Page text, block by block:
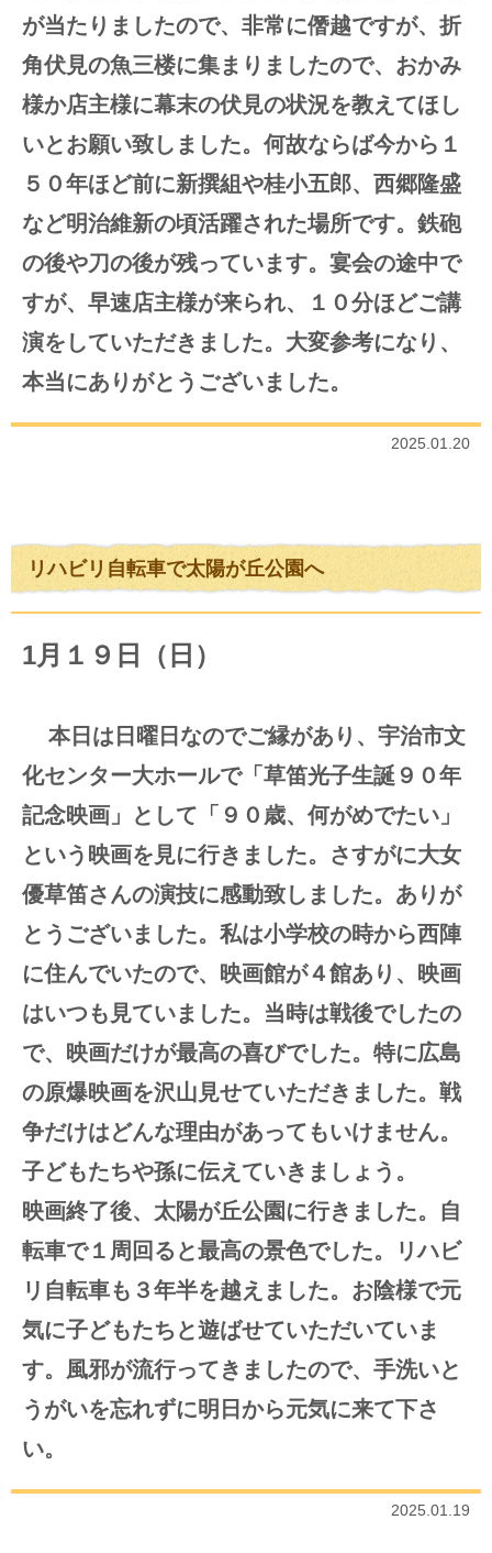
が当たりましたので、非常に僭越ですが、折
角伏見の魚三楼に集まりましたので、おかみ
様か店主様に幕末の伏見の状況を教えてほし
いとお願い致しました。何故ならば今から１
５０年ほど前に新撰組や桂小五郎、西郷隆盛
など明治維新の頃活躍された場所です。鉄砲
の後や刀の後が残っています。宴会の途中で
すが、早速店主様が来られ、１０分ほどご講
演をしていただきました。大変参考になり、
本当にありがとうございました。
2025.01.20
リハビリ自転車で太陽が丘公園へ
1月１９日（日）
本日は日曜日なのでご縁があり、宇治市文
化センター大ホールで「草笛光子生誕９０年
記念映画」として「９０歳、何がめでたい」
という映画を見に行きました。さすがに大女
優草笛さんの演技に感動致しました。ありが
とうございました。私は小学校の時から西陣
に住んでいたので、映画館が４館あり、映画
はいつも見ていました。当時は戦後でしたの
で、映画だけが最高の喜びでした。特に広島
の原爆映画を沢山見せていただきました。戦
争だけはどんな理由があってもいけません。
子どもたちや孫に伝えていきましょう。
映画終了後、太陽が丘公園に行きました。自
転車で１周回ると最高の景色でした。リハビ
リ自転車も３年半を越えました。お陰様で元
気に子どもたちと遊ばせていただいていま
す。風邪が流行ってきましたので、手洗いと
うがいを忘れずに明日から元気に来て下さ
い。
2025.01.19